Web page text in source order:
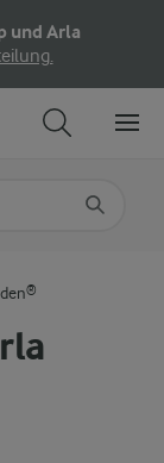
und Arla